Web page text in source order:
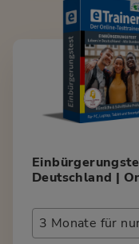
Deutschland |
3 Monate für